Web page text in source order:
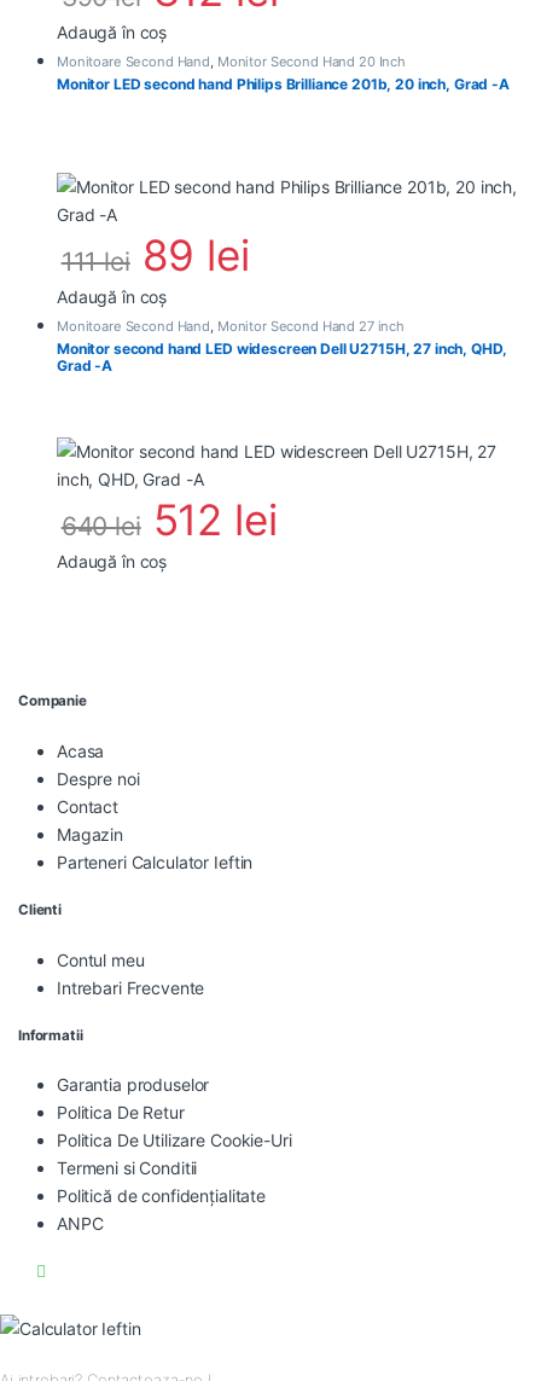
Adaugă în coș
Monitoare Second Hand, Monitor Second Hand 20 Inch
Monitor LED second hand Philips Brilliance 201b, 20 inch, Grad -A
111lei 89 lei
Adaugă în coș
Monitoare Second Hand Monitor Second Hand 27 inch
Monitor second hand LED widescreen Dell U2715H, 27 inch, QHD,
Grad -A
640lei 512 lei
Adaugă în coș
Companie
Acasa
Despre noi
Contact
Magazin
Parteneri Calculator Ieftin
Clienti
Contul meu
Intrebari Frecvente
Informatii
Garantia produselor
Politica De Retur
Politica De Utilizare Cookie-Uri
Termeni si Conditii
Politică de confidențialitate
ANPC